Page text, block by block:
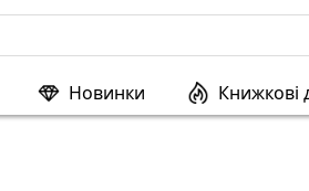
Новинки Книжкові